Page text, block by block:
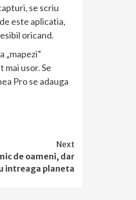
se scriu
este aplicatia,
oricand.
„mapezi”
usor. Se
Pro se adauga
Next
de oameni, dar
intreaga planeta